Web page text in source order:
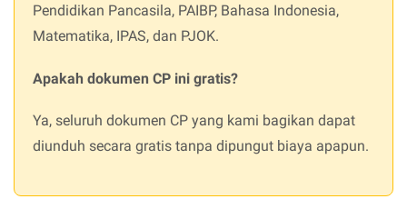
Pendidikan Pancasila, PAIBP, Bahasa Indonesia,
Matematika, IPAS, dan PJOK.
Apakah dokumen CP ini gratis?
Ya, seluruh dokumen CP yang kami bagikan dapat
diunduh secara gratis tanpa dipungut biaya apapun.